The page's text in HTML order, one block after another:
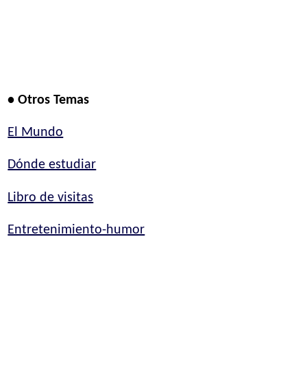
• Otros Temas
El Mundo
Dónde estudiar
Libro de visitas
Entretenimiento-humor